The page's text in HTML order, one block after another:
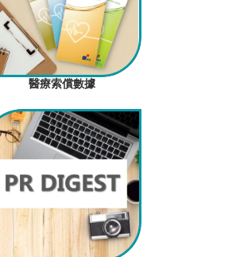
醫療索償數據